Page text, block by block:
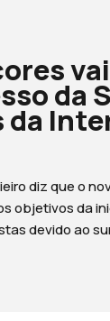
da
da
diz que o
objetivos da
devido ao